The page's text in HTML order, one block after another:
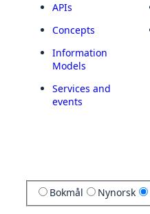
APIs
Concepts
Information
Models
Services and
events
Bokmål Nynorsk